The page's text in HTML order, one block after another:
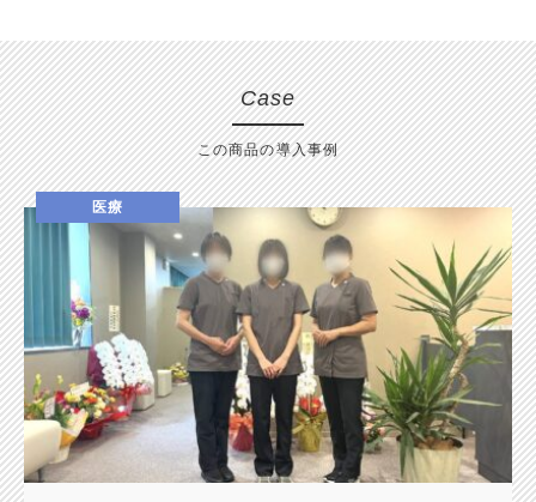
Case
この商品の導入事例
医療